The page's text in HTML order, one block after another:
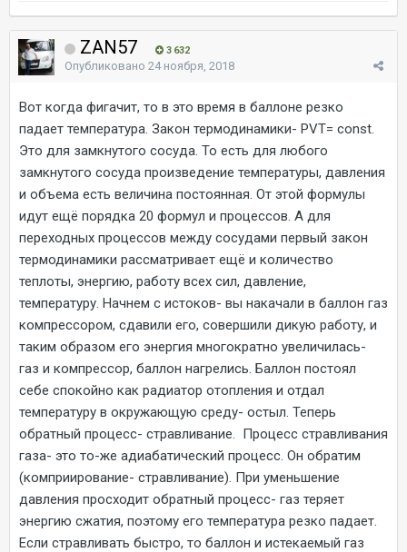
ZAN57 3 632
Опубликовано 24 ноября, 2018
Вот когда фигачит, то в это время в баллоне резко
падает температура. Закон термодинамики- PVT= const.
Это для замкнутого сосуда. То есть для любого
замкнутого сосуда произведение температуры, давления
и объема есть величина постоянная. От этой формулы
идут ещё порядка 20 формул и процессов. А для
переходных процессов между сосудами первый закон
термодинамики рассматривает ещё и количество
теплоты, энергию, работу всех сил, давление,
температуру. Начнем с истоков- вы накачали в баллон газ
компрессором, сдавили его, совершили дикую работу, и
таким образом его энергия многократно увеличилась-
газ и компрессор, баллон нагрелись. Баллон постоял
себе спокойно как радиатор отопления и отдал
температуру в окружающую среду- остыл. Теперь
обратный процесс- стравливание. Процесс стравливания
газа- это то-же адиабатический процесс. Он обратим
(комприирование- стравливание). При уменьшение
давления просходит обратный процесс- газ теряет
энергию сжатия, поэтому его температура резко падает.
Если стравливать быстро, то баллон и истекаемый газ